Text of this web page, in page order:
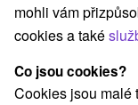
Zařízení je
mohli vám
cookies a také
Co jsou cookies?
Cookies jsou malé